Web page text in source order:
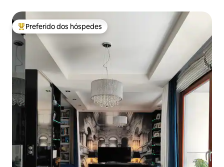
Entre os melhores preferidos dos hóspedes
Preferido dos hóspedes